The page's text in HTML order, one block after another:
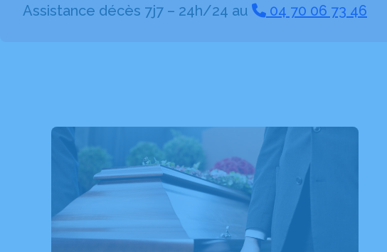
Assistance décès 7j7 – 24h/24 au 04 70 06 73 46